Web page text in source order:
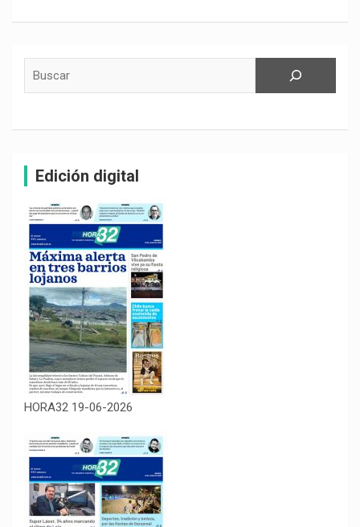
Edición digital
HORA32 19-06-2026